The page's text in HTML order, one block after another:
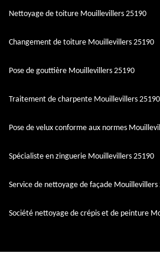
Nettoyage de toiture Mouillevillers 25190
Changement de toiture Mouillevillers 25190
Pose de gouttière Mouillevillers 25190
Traitement de charpente Mouillevillers 25190
Pose de velux conforme aux normes
Spécialiste en zinguerie Mouillevillers 25190
Service de nettoyage de façade Mouillevillers
Société nettoyage de crépis et de peinture